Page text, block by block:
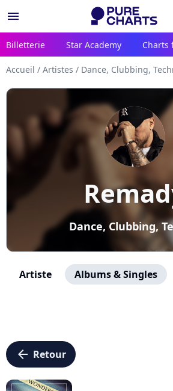
menu
Billetterie Star Academy Charts
Accueil / Artistes / Dance, Clubbing,
Dance, Clubbing,
Artiste Albums & Singles
arrow_left Retour